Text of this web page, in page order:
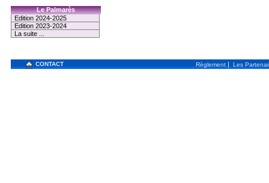
Le Palmarès
Edition 2024-2025
Edition 2023-2024
La suite ...
CONTACT Règlement | Les